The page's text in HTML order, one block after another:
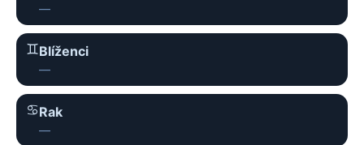
—
♊︎Blíženci
—
♋︎Rak
—